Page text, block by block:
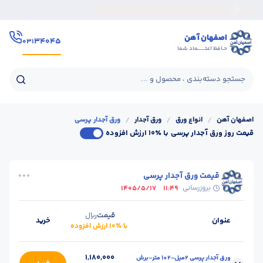
اصفهان آهن
حـافظ اعتــــــماد شما
۳۴۰۴۵۰۳۱
جستجو دسته‌بندی ، محصول و ...
اصفهان آهن / انواع ورق / ورق آجدار / ورق آجدار پرسی
قیمت روز ورق آجدار پرسی با ٪۱۰ ارزش افزوده
قیمت ورق آجدار پرسی
بروزرسانی 11:49
1405/5/17
عنوان قیمتریال
با ٪۱۰ ارزش افزوده
خرید
ورق آجدار پرسی 2میل-2*1 متر-برش
1,180,000